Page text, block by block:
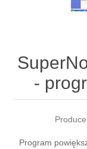
-
Program